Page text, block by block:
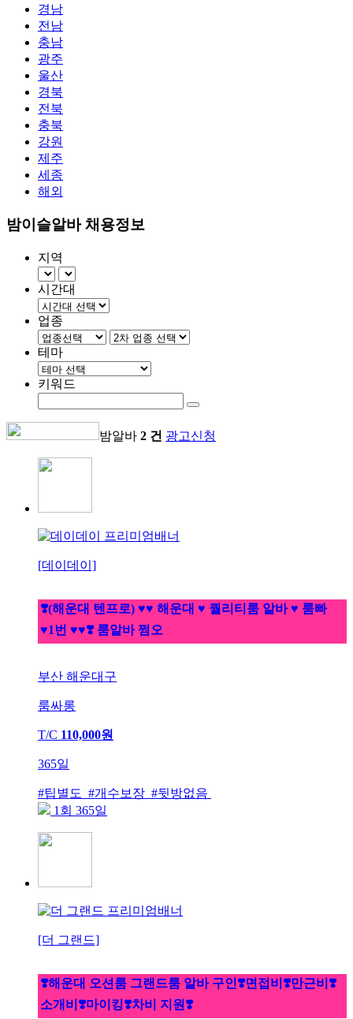
경남
전남
충남
광주
울산
경북
전북
충북
강원
제주
세종
해외
밤이슬알바 채용정보
지역
시간대
업종
테마
키워드
밤알바 2 건 광고신청
[데이데이]
❣️(해운대 텐프로) ♥♥ 해운대 ♥ 퀄리티룸 알바 ♥ 룸빠
♥1번 ♥♥❣️ 룸알바 쩜오
부산 해운대구
룸싸롱
T/C 110,000원
365일
#팁별도 #개수보장 #뒷방없음
1회 365일
[더 그랜드]
❣️해운대 오션룸 그랜드룸 알바 구인❣️면접비❣️만근비❣️
소개비❣️마이킹❣️차비 지원❣️